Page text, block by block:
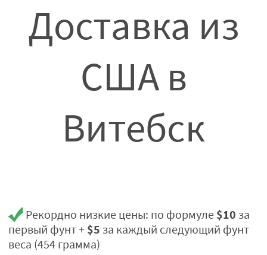
Доставка из
США в
Витебск
Рекордно низкие цены: по формуле $10 за
первый фунт + $5 за каждый следующий фунт
веса (454 грамма)